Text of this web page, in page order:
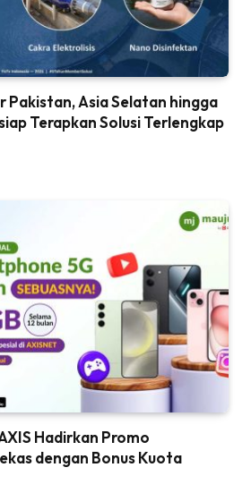
Pakistan, Asia Selatan hingga
Terapkan Solusi Terlengkap
Hadirkan Promo
dengan Bonus Kuota